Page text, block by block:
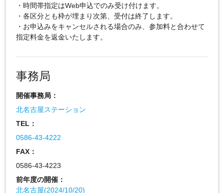
・時間帯指定はWeb申込でのみ受け付けます。
・各区分とも枠が埋まり次第、受付は終了します。
・お申込みをキャンセルされる場合のみ、参加料と合わせて
指定料金を返金いたします。
事務局
開催事務局：
北名古屋ステーション
TEL：
0586-43-4222
FAX：
0586-43-4223
前年度の開催：
北名古屋(2024/10/20)